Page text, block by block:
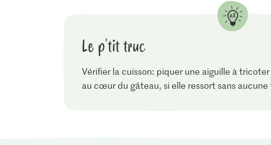
Le p'tit truc
Vérifier la cuisson: piquer une aiguille à
au cœur du gâteau, si elle ressort sans